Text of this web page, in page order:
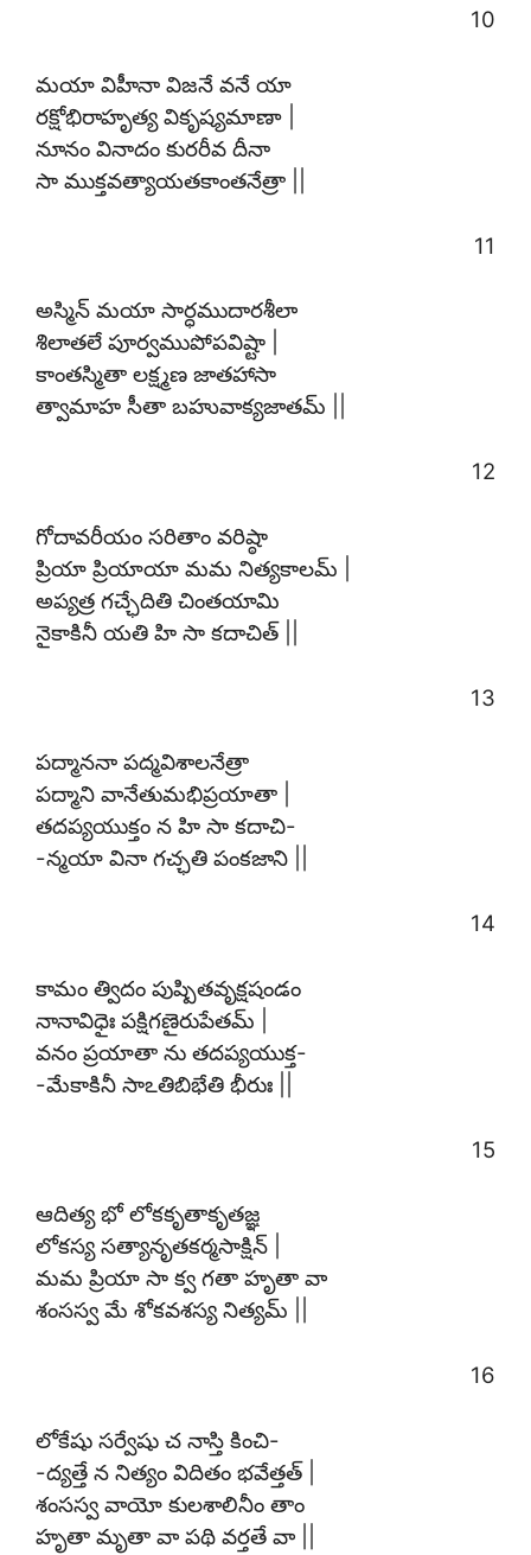
10
మయా విహీనా విజనే వనే యా
రక్షోభిరాహృత్య వికృష్యమాణా |
నూనం వినాదం కురరీవ దీనా
సా ముక్తవత్యాయతకాంతనేత్రా ||
11
అస్మిన్ మయా సార్ధముదారశీలా
శిలాతలే పూర్వముపోపవిష్టా |
కాంతస్మితా లక్ష్మణ జాతహాసా
త్వామాహ సీతా బహువాక్యజాతమ్ ||
12
గోదావరీయం సరితాం వరిష్ఠా
ప్రియా ప్రియాయా మమ నిత్యకాలమ్ |
అప్యత్ర గచ్ఛేదితి చింతయామి
నైకాకినీ యతి హి సా కదాచిత్ ||
13
పద్మాననా పద్మవిశాలనేత్రా
పద్మాని వానేతుమభిప్రయాతా |
తదప్యయుక్తం న హి సా కదాచి-
-న్మయా వినా గచ్ఛతి పంకజాని ||
14
కామం త్విదం పుష్పితవృక్షషండం
నానావిధైః పక్షిగణైరుపేతమ్ |
వనం ప్రయాతా ను తదప్యయుక్త-
-మేకాకినీ సాఽతిబిభేతి భీరుః ||
15
ఆదిత్య భో లోకకృతాకృతజ్ఞ
లోకస్య సత్యానృతకర్మసాక్షిన్ |
మమ ప్రియా సా క్వ గతా హృతా వా
శంసస్వ మే శోకవశస్య నిత్యమ్ ||
16
లోకేషు సర్వేషు చ నాస్తి కించి-
-ద్యత్తే న నిత్యం విదితం భవేత్తత్ |
శంసస్వ వాయో కులశాలినీం తాం
హృతా మృతా వా పథి వర్తతే వా ||